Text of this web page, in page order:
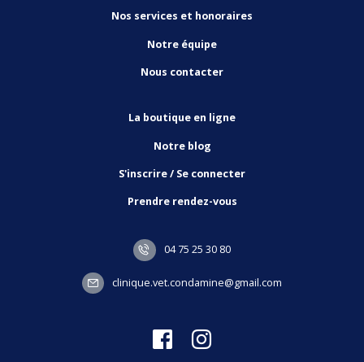
Nos services et honoraires
Notre équipe
Nous contacter
La boutique en ligne
Notre blog
S'inscrire / Se connecter
Prendre rendez-vous
04 75 25 30 80
clinique.vet.condamine@gmail.com